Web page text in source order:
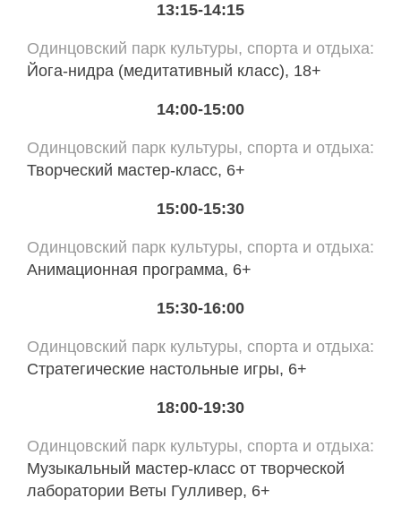
13:15-14:15
Одинцовский парк культуры, спорта и отдыха
Йога-нидра (медитативный класс), 18+
14:00-15:00
Одинцовский парк культуры, спорта и отдыха
Творческий мастер-класс, 6+
15:00-15:30
Одинцовский парк культуры, спорта и отдыха
Анимационная программа, 6+
15:30-16:00
Одинцовский парк культуры, спорта и отдыха
Стратегические настольные игры, 6+
18:00-19:30
Одинцовский парк культуры, спорта и отдыха
Музыкальный мастер-класс от творческой
лаборатории Веты Гулливер, 6+